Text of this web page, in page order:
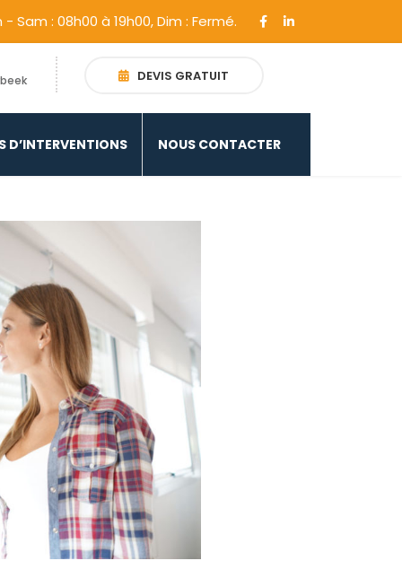
- Sam : 08h00 à 19h00, Dim : Fermé.
DEVIS GRATUIT
D’INTERVENTIONS NOUS CONTACTER